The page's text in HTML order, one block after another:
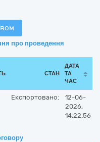
про проведення
СТАН
ДАТА
ТА
ЧАС
Експортовано:
12-06-
2026,
14:22:56